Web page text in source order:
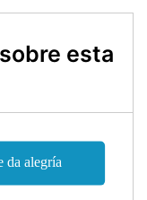
esta